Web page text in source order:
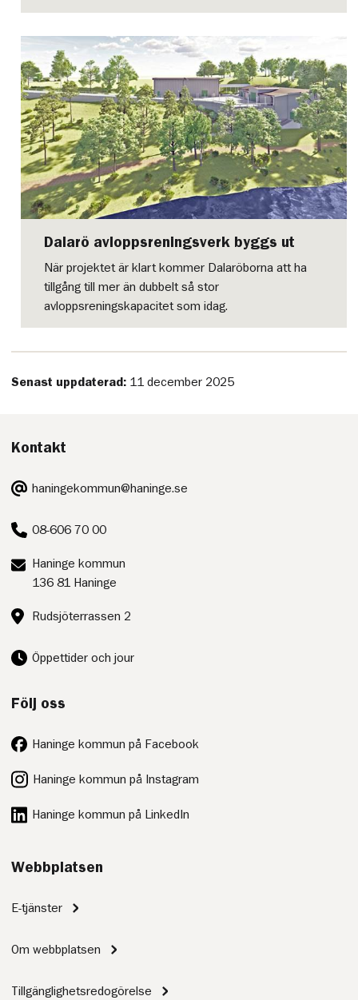
Dalarö avloppsreningsverk byggs ut
När projektet är klart kommer Dalaröborna att ha
tillgång till mer än dubbelt så stor
avloppsreningskapacitet som idag.
Senast uppdaterad: 11 december 2025
Kontakt
E-
post:
haningekommun@haninge.se
Telefon:
08-606 70 00
Postadress:
Haninge kommun
136 81 Haninge
Besöksadress:
Rudsjöterrassen 2
Öppettider och jour
Följ oss
Haninge kommun på Facebook
Haninge kommun på Instagram
Haninge kommun på LinkedIn
Webbplatsen
E-tjänster
Om webbplatsen
Tillgänglighetsredogörelse